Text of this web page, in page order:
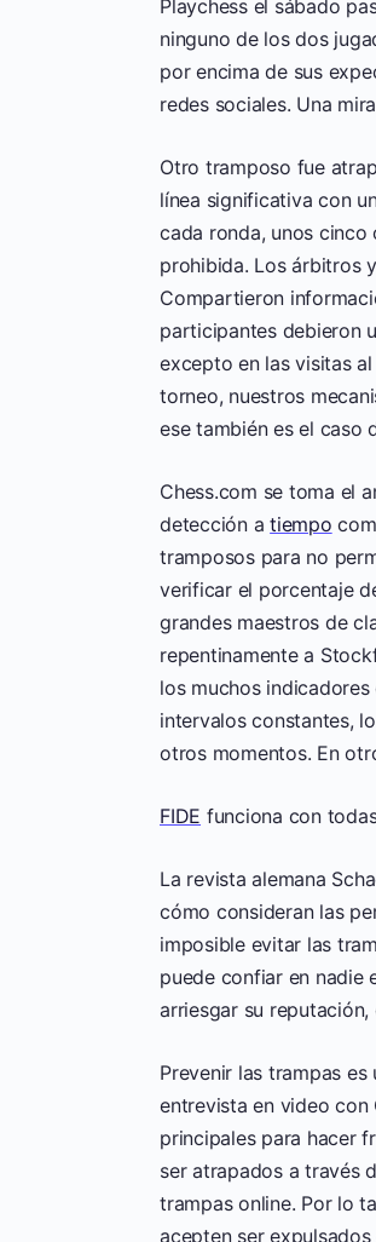
Playchess el sábado
ninguno de los dos
por encima de sus
redes sociales. Una
Otro tramposo fue
línea significativa con
cada ronda, unos cinco
prohibida. Los árbitros
Compartieron
participantes debieron
excepto en las visitas
torneo, nuestros
ese también es el caso
Chess.com se toma el
detección atiempo
tramposos para no
verificar el porcentaje
grandes maestros de
repentinamente a
los muchos
intervalos constantes,
otros momentos. En
FIDE funciona con
La revista alemana
cómo consideran las
imposible evitar las
puede confiar en nadie
arriesgar su
Prevenir las trampas
entrevista en video con
principales para hacer
ser atrapados a través
trampas online. Por lo
acepten ser